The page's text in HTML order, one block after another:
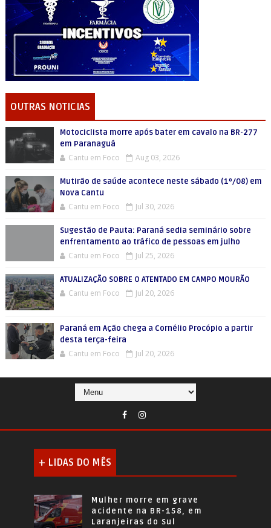
OUTRAS NOTICIAS
Motociclista morre após bater em cavalo na BR-277
em Paranaguá
Cantu em Foco Aug 03, 2026
Mutirão de saúde acontece neste sábado (1º/08) em
Nova Cantu
Cantu em Foco Jul 30, 2026
Sugestão de Pauta: Paraná sedia seminário sobre
enfrentamento ao tráfico de pessoas em julho
Cantu em Foco Jul 25, 2026
ATUALIZAÇÃO SOBRE O ATENTADO EM CAMPO MOURÃO
Cantu em Foco Jul 20, 2026
Paraná em Ação chega a Cornélio Procópio a partir
desta terça-feira
Cantu em Foco Jul 20, 2026
+ LIDAS DO MÊS
Mulher morre em grave
acidente na BR-158, em
Laranjeiras do Sul